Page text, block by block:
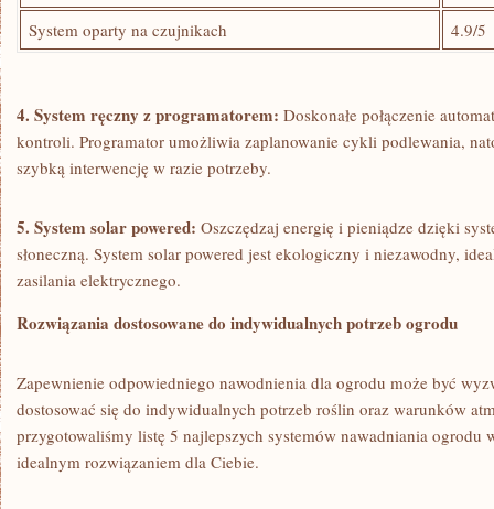
System oparty na czujnikach
4.9/5
4. System ręczny⁤ z programatorem: Doskonałe połączenie
kontroli. Programator umożliwia zaplanowanie cykli⁣ podlewania,
szybką interwencję w razie potrzeby.
5. System⁣ solar ‌powered: Oszczędzaj energię i pieniądze dzięki
słoneczną. System ​solar ‌powered jest ekologiczny i niezawodny,
zasilania ⁣elektrycznego.
Rozwiązania dostosowane do indywidualnych potrzeb ogrodu
Zapewnienie odpowiedniego nawodnienia dla ogrodu może być
dostosować się do‌ indywidualnych potrzeb roślin oraz warunków
przygotowaliśmy listę 5 najlepszych systemów nawadniania ogrodu
idealnym rozwiązaniem dla Ciebie.